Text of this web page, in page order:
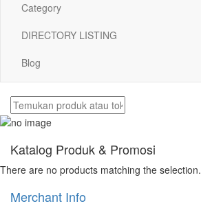
Category
DIRECTORY LISTING
Blog
Katalog Produk & Promosi
There are no products matching the selection.
Merchant Info